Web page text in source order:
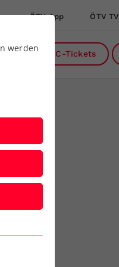
ÖTV App ÖTV TV
DC-Tickets
werden